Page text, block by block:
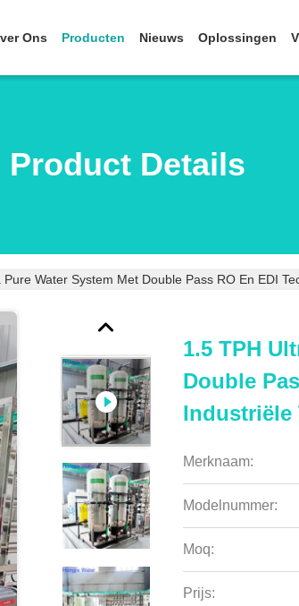
Ons Producten Nieuws Oplossingen
Product Details
Pure Water System Met Double Pass RO En EDI
1.5 TPH
Double
Industriële
Merknaam:
Modelnummer:
Moq:
Prijs: